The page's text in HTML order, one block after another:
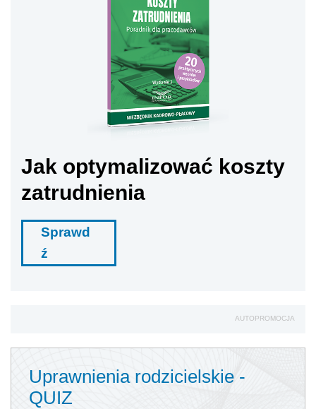
Jak optymalizować koszty
zatrudnienia
Sprawd
ź
AUTOPROMOCJA
Uprawnienia rodzicielskie -
QUIZ